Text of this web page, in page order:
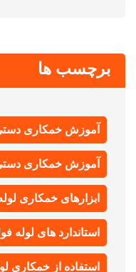
برچسب ها
آموزش خمکاری
آموزش خمکاری
ابزارهای خمکاری
استاندارد های لوله
استفاده از خمکاری